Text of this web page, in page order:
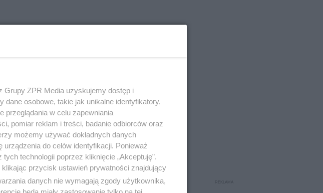
Grupy ZPR Media uzyskujemy dostęp i
osobowe, takie jak unikalne identyfikatory,
przeglądania w celu zapewniania
pomiar reklam i treści, badanie odbiorców oraz
możemy używać dokładnych danych
do celów identyfikacji. Ponieważ
technologii poprzez kliknięcie „Akceptuję”.
przycisk ustawień prywatności znajdujący
danych nie wymagają zgody użytkownika,